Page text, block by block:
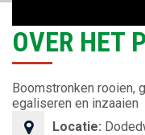
OVER HET
Boomstronken rooien,
egaliseren en inzaaien
Locatie: